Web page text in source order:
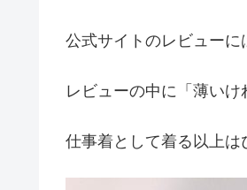
公式サイトのレビュー
レビューの中に「薄い
仕事着として着る以上